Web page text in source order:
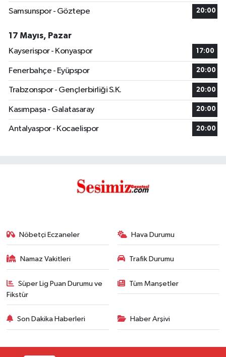
Samsunspor - Göztepe 20:00
17 Mayıs, Pazar
Kayserispor - Konyaspor
17:00
Fenerbahçe - Eyüpspor 20:00
Trabzonspor - Gençlerbirliği S.K. 20:00
Kasımpaşa - Galatasaray 20:00
Antalyaspor - Kocaelispor 20:00
Nöbetçi Eczaneler Hava Durumu
Namaz Vakitleri Trafik Durumu
Süper Lig Puan Durumu ve
Fikstür
Tüm Manşetler
Son Dakika Haberleri Haber Arşivi